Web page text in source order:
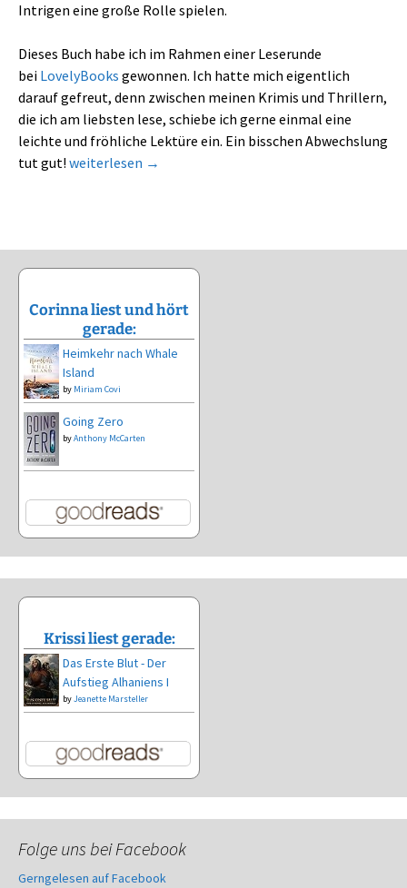
Intrigen eine große Rolle spielen.
Dieses Buch habe ich im Rahmen einer Leserunde
bei LovelyBooks gewonnen. Ich hatte mich eigentlich
darauf gefreut, denn zwischen meinen Krimis und Thrillern,
die ich am liebsten lese, schiebe ich gerne einmal eine
leichte und fröhliche Lektüre ein. Ein bisschen Abwechslung
tut gut! Venezianische Liebe – so wird das nichts mir uns!
weiterlesen →
Corinna liest und hört
gerade:
Heimkehr nach Whale
Island
by Miriam Covi
Going Zero
byAnthony McCarten
Krissi liest gerade:
Das Erste Blut - Der
Aufstieg Alhaniens I
byJeanette Marsteller
Folge uns bei Facebook
Gerngelesen auf Facebook